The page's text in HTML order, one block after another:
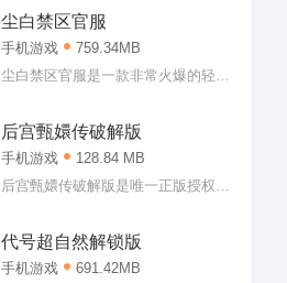
还会改变视觉反馈的效果，也就是自
带特效，整体来说还不错!
下载采用经典下落四键的操作方式，
玩家双手可以轻松操作，当然，真正
的大神都是单手操作的，大家也可以
尝试一下哦!
尘白禁区官服
手机游戏
759.34MB
尘白禁区官服是一款非常火爆的轻科
游戏打造了宏大的游戏世界观，拥有
跌宕起伏的剧情内容等你来探索，采
用了高品质的3D建模打造，超多二次
元美少女等你来获取养成。
后宫甄嬛传破解版
手机游戏
128.84 MB
后宫甄嬛传破解版是唯一正版授权的
传内购版中玩家为玩家破解了改游戏
的内购版本，玩家可以免费的在商城
中购买物品与道具，玩家可以快速的
代号超自然解锁版
手机游戏
691.42MB